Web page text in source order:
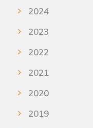
2024
2023
2022
2021
2020
2019